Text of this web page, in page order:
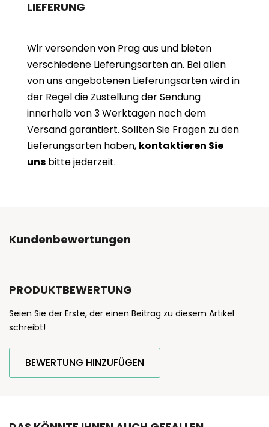
LIEFERUNG
Wir versenden von Prag aus und bieten
verschiedene Lieferungsarten an. Bei allen
von uns angebotenen Lieferungsarten wird in
der Regel die Zustellung der Sendung
innerhalb von 3 Werktagen nach dem
Versand garantiert. Sollten Sie Fragen zu den
Lieferungsarten haben, kontaktieren Sie
uns bitte jederzeit.
Kundenbewertungen
PRODUKTBEWERTUNG
Seien Sie der Erste, der einen Beitrag zu diesem Artikel
schreibt!
BEWERTUNG HINZUFÜGEN